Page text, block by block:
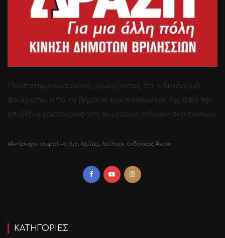
Περπατάμε ρωτώντας, γνωρίζοντας ότι η διαδρομή
φτιάχνεται από τα βήματα των πολλών και όχι από την
επιδέξια χαρτογράφηση εκ μέρους ειδικών σκαπανέων.
«Ανήσυχοι νεκροί -κι ό,τι λείπει, λείπει», εκδόσεις Άγρα
ΚΑΤΗΓΟΡΙΕΣ